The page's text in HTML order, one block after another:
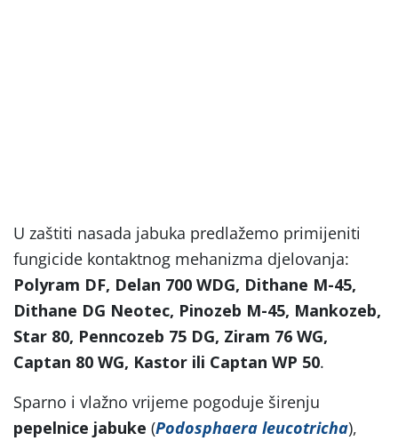
U zaštiti nasada jabuka predlažemo primijeniti
fungicide kontaktnog mehanizma djelovanja:
Polyram DF, Delan 700 WDG, Dithane M-45,
Dithane DG Neotec, Pinozeb M-45, Mankozeb,
Star 80, Penncozeb 75 DG, Ziram 76 WG,
Captan 80 WG, Kastor ili Captan WP 50.
Sparno i vlažno vrijeme pogoduje širenju
pepelnice jabuke (Podosphaera leucotricha),